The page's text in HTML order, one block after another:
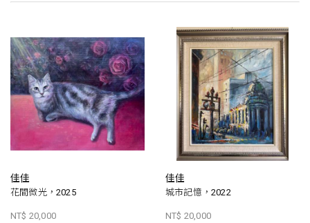
佳佳
花間微光，2025
NT$ 20,000
佳佳
城市記憶，2022
NT$ 20,000